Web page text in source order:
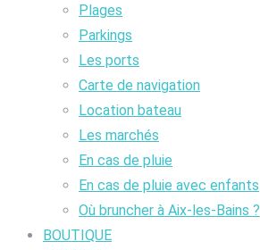
Plages
Parkings
Les ports
Carte de navigation
Location bateau
Les marchés
En cas de pluie
En cas de pluie avec enfants
Où bruncher à Aix-les-Bains ?
BOUTIQUE